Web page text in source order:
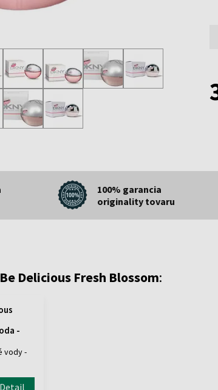
100% garancia
originality tovaru
Delicious Fresh Blossom:
-
vody -
Detail